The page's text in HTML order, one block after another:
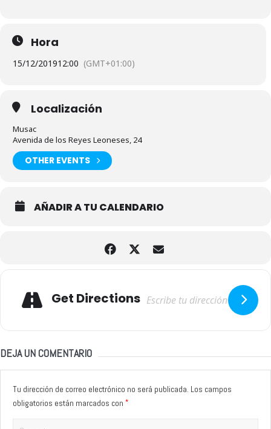
Hora
15/12/201912:00 (GMT+01:00)
Localización
Musac
Avenida de los Reyes Leoneses, 24
OTHER EVENTS
AÑADIR A TU CALENDARIO
Get Directions
DEJA UN COMENTARIO
Tu dirección de correo electrónico no será publicada. Los campos
obligatorios están marcados con *